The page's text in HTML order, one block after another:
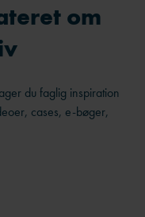
om
du faglig inspiration
cases, e-bøger,